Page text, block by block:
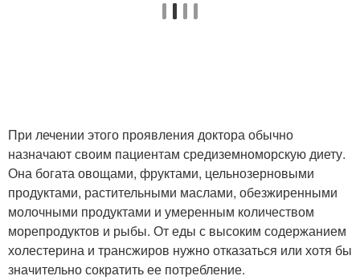
При лечении этого проявления доктора обычно
назначают своим пациентам средиземноморскую диету.
Она богата овощами, фруктами, цельнозерновыми
продуктами, растительными маслами, обезжиренными
молочными продуктами и умеренным количеством
морепродуктов и рыбы. От еды с высоким содержанием
холестерина и трансжиров нужно отказаться или хотя бы
значительно сократить ее потребление.